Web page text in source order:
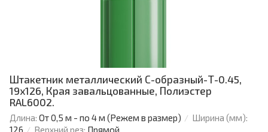
Штакетник металлический С-образный-Т-0.45,
19х126, Края завальцованные, Полиэстер
RAL6002.
Длина: От 0,5 м - по 4 м (Режем в размер)
Ширина (мм):
126
Верхний рез: Прямой